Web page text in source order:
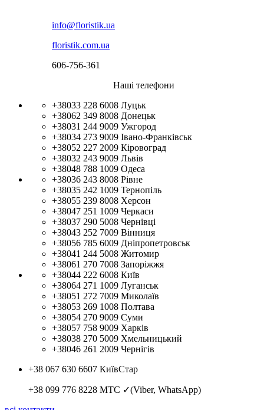
info@floristik.ua
floristik.com.ua
606-756-361
Наші телефони
+38033 228 6008 Луцьк
+38062 349 8008 Донецьк
+38031 244 9009 Ужгород
+38034 273 9009 Івано-Франківськ
+38052 227 2009 Кіровоград
+38032 243 9009 Львів
+38048 788 1009 Одеса
+38036 243 8008 Рівне
+38035 242 1009 Тернопіль
+38055 239 8008 Херсон
+38047 251 1009 Черкаси
+38037 290 5008 Чернівці
+38043 252 7009 Вінниця
+38056 785 6009 Дніпропетровськ
+38041 244 5008 Житомир
+38061 270 7008 Запоріжжя
+38044 222 6008 Київ
+38064 271 1009 Луганськ
+38051 272 7009 Миколаїв
+38053 269 1008 Полтава
+38054 270 9009 Суми
+38057 758 9009 Харків
+38038 270 5009 Хмельницький
+38046 261 2009 Чернігів
+38 067 630 6607 КиївСтар
+38 099 776 8228 МТС ✓(Viber, WhatsApp)